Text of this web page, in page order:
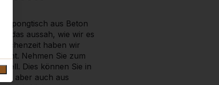
aus Beton
das aussah, wie wir es
haben wir
Nehmen Sie zum
Dies können Sie in
aber auch aus